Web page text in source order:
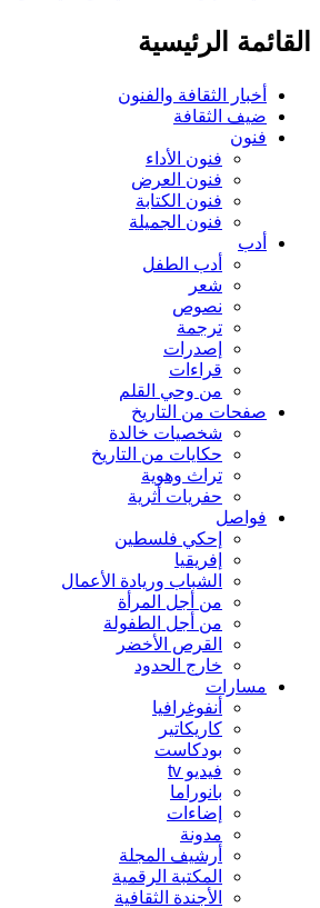
القائمة الرئيسية
أخبار الثقافة والفنون
ضيف الثقافة
فنون
فنون الأداء
فنون العرض
فنون الكتابة
فنون الجميلة
أدب
أدب الطفل
شعر
نصوص
ترجمة
إصدرات
قراءات
من وحي القلم
صفحات من التاريخ
شخصيات خالدة
حكايات من التاريخ
تراث وهوية
حفريات أثرية
فواصل
إحكي فلسطين
إفريقيا
الشباب وريادة الأعمال
من أجل المرأة
من أجل الطفولة
القرص الأخضر
خارج الحدود
مسارات
أنفوغرافيا
كاريكاتير
بودكاست
فيديو tv
بانوراما
إضاءات
مدونة
أرشيف المجلة
المكتبة الرقمية
الأجندة الثقافية